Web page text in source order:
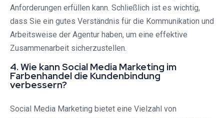
Anforderungen erfüllen kann. Schließlich ist es wichtig,
dass Sie ein gutes Verständnis für die Kommunikation und
Arbeitsweise der Agentur haben, um eine effektive
Zusammenarbeit sicherzustellen.
4. Wie kann Social Media Marketing im
Farbenhandel die Kundenbindung
verbessern?
Social Media Marketing bietet eine Vielzahl von